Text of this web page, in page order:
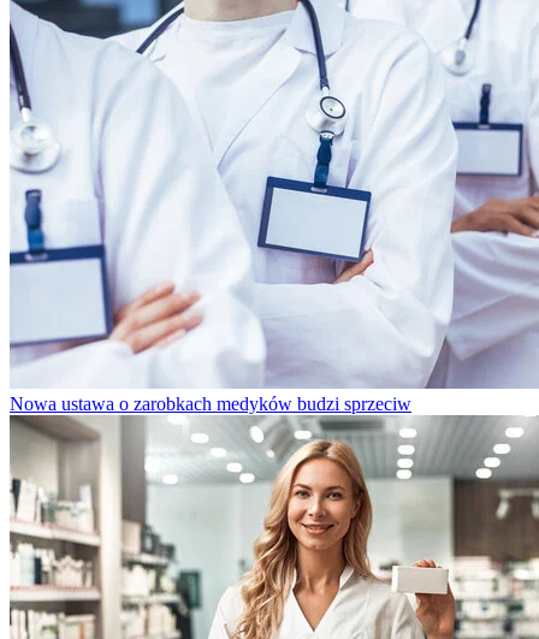
Nowa ustawa o zarobkach medyków budzi sprzeciw